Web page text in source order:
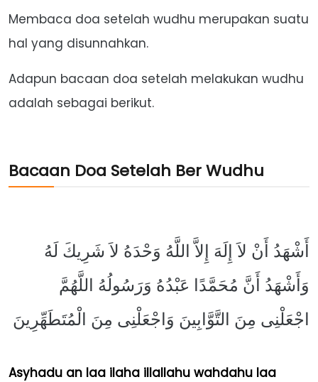
Membaca doa setelah wudhu merupakan suatu
hal yang disunnahkan.
Adapun bacaan doa setelah melakukan wudhu
adalah sebagai berikut.
Bacaan Doa Setelah Ber Wudhu
أَشْهَدُ أَنْ لاَ إِلَهَ إِلاَّ اللَّهُ وَحْدَهُ لاَ شَرِيكَ لَهُ
وَأَشْهَدُ أَنَّ مُحَمَّدًا عَبْدُهُ وَرَسُولُهُ اللَّهُمَّ
اجْعَلْنِى مِنَ التَّوَّابِينَ وَاجْعَلْنِى مِنَ الْمُتَطَهِّرِينَ
Asyhadu an laa ilaha illallahu wahdahu laa